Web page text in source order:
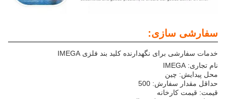
سفارشی سازی:
خدمات سفارشی برای نگهدارنده کلید بند فلزی IMEGA
نام تجاری: IMEGA
محل پیدایش: چین
حداقل مقدار سفارش: 500
قیمت: قیمت کارخانه